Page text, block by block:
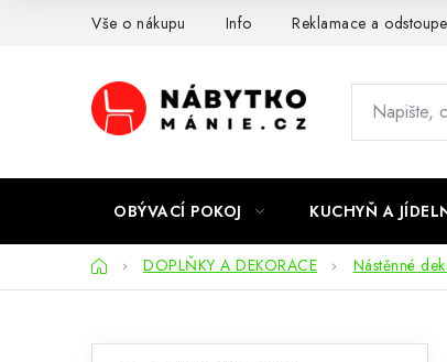
Vše o nákupu Info Reklamace a
OBÝVACÍ POKOJ KUCHYŇ A
DomůDOPLŇKY A DEKORACE Nástěnné